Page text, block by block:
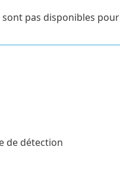
pas disponibles pour
de détection